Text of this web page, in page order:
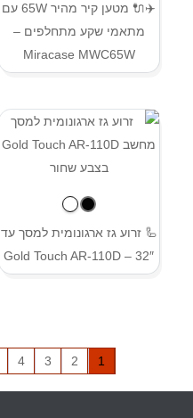
✈️🔌 מטען קיר מהיר 65W עם
מתאמי שקע מתחלפים –
Miracase MWC65W
🦾 זרוע גז ארגונומית למסך עד
32″ – Gold Touch AR-110D
1
2
3
4